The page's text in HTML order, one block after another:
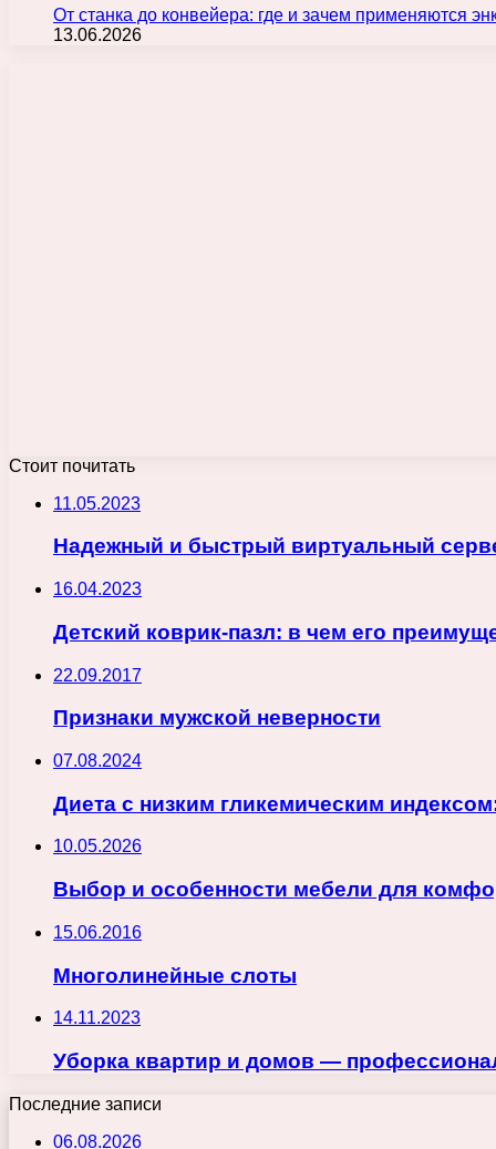
От станка до конвейера: где и зачем применяются
13.06.2026
Стоит почитать
11.05.2023
Надежный и быстрый виртуальный
16.04.2023
Детский коврик-пазл: в чем его
22.09.2017
Признаки мужской неверности
07.08.2024
Диета с низким гликемическим
10.05.2026
Выбор и особенности мебели для
15.06.2016
Многолинейные слоты
14.11.2023
Уборка квартир и домов —
Последние записи
06.08.2026